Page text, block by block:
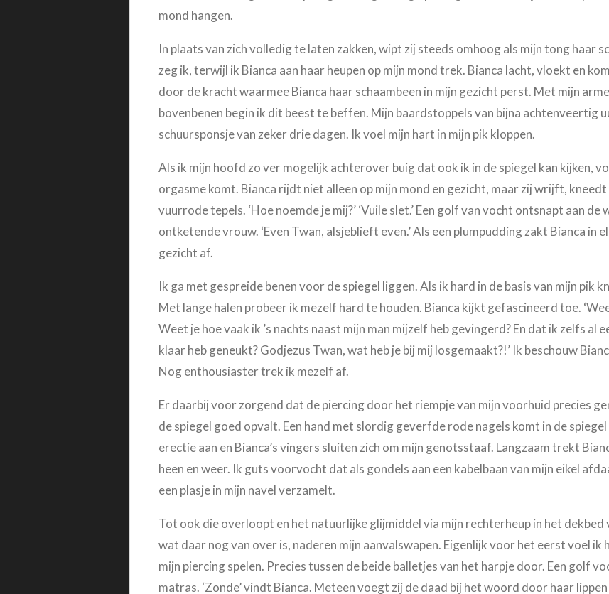
mond hangen.
In plaats van zich volledig te laten zakken, wipt zij steeds omhoog als mijn tong haar
zeg ik, terwijl ik Bianca aan haar heupen op mijn mond trek. Bianca lacht, vloekt en
door de kracht waarmee Bianca haar schaambeen in mijn gezicht perst. Met mijn
bovenbenen begin ik dit beest te beffen. Mijn baardstoppels van bijna achtenveertig
schuursponsje van zeker drie dagen. Ik voel mijn hart in mijn pik kloppen.
Als ik mijn hoofd zo ver mogelijk achterover buig dat ook ik in de spiegel kan kijken,
orgasme komt. Bianca rijdt niet alleen op mijn mond en gezicht, maar zij wrijft,
vuurrode tepels. ‘Hoe noemde je mij?’ ‘Vuile slet.’ Een golf van vocht ontsnapt aan
ontketende vrouw. ‘Even Twan, alsjeblieft even.’ Als een plumpudding zakt Bianca in
gezicht af.
Ik ga met gespreide benen voor de spiegel liggen. Als ik hard in de basis van mijn pik
Met lange halen probeer ik mezelf hard te houden. Bianca kijkt gefascineerd toe.
Weet je hoe vaak ik ’s nachts naast mijn man mijzelf heb gevingerd? En dat ik zelfs al
klaar heb geneukt? Godjezus Twan, wat heb je bij mij losgemaakt?!’ Ik beschouw
Nog enthousiaster trek ik mezelf af.
Er daarbij voor zorgend dat de piercing door het riempje van mijn voorhuid precies
de spiegel goed opvalt. Een hand met slordig geverfde rode nagels komt in de
erectie aan en Bianca’s vingers sluiten zich om mijn genotsstaaf. Langzaam trekt
heen en weer. Ik guts voorvocht dat als gondels aan een kabelbaan van mijn eikel
een plasje in mijn navel verzamelt.
Tot ook die overloopt en het natuurlijke glijmiddel via mijn rechterheup in het
wat daar nog van over is, naderen mijn aanvalswapen. Eigenlijk voor het eerst voel ik
mijn piercing spelen. Precies tussen de beide balletjes van het harpje door. Een golf
matras. ‘Zonde’ vindt Bianca. Meteen voegt zij de daad bij het woord door haar